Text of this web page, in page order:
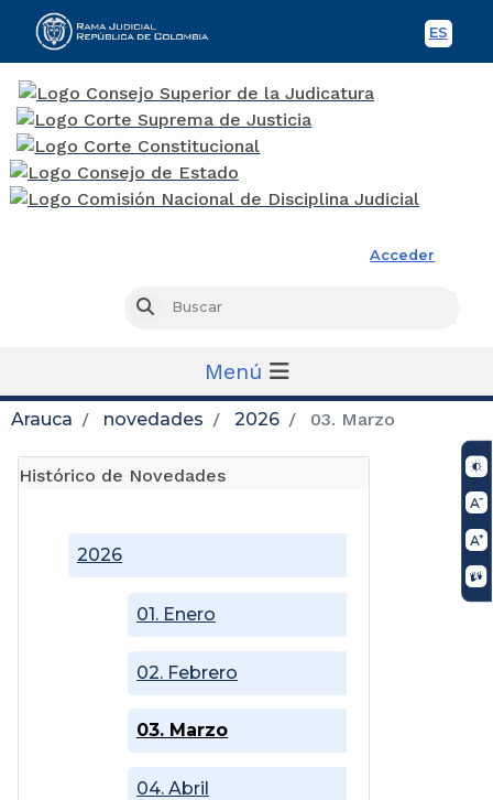
ES
Acceder
Buscar
Menú
Arauca novedades 2026 03. Marzo
Histórico de Novedades
2026
01. Enero
02. Febrero
03. Marzo
04. Abril